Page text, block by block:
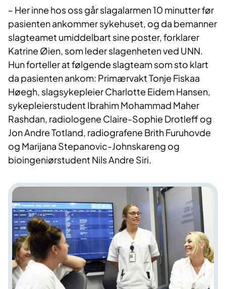
‒ Her inne hos oss går slagalarmen 10 minutter før
pasienten ankommer sykehuset, og da bemanner
slagteamet umiddelbart sine poster, forklarer
Katrine Øien, som leder slagenheten ved UNN.
Hun forteller at følgende slagteam som sto klart
da pasienten ankom: Primærvakt Tonje Fiskaa
Høegh, slagsykepleier Charlotte Eidem Hansen,
sykepleierstudent Ibrahim Mohammad Maher
Rashdan, radiologene Claire-Sophie Drotleff og
Jon Andre Totland, radiografene Brith Furuhovde
og Marijana Stepanovic-Johnskareng og
bioingeniørstudent Nils Andre Siri.